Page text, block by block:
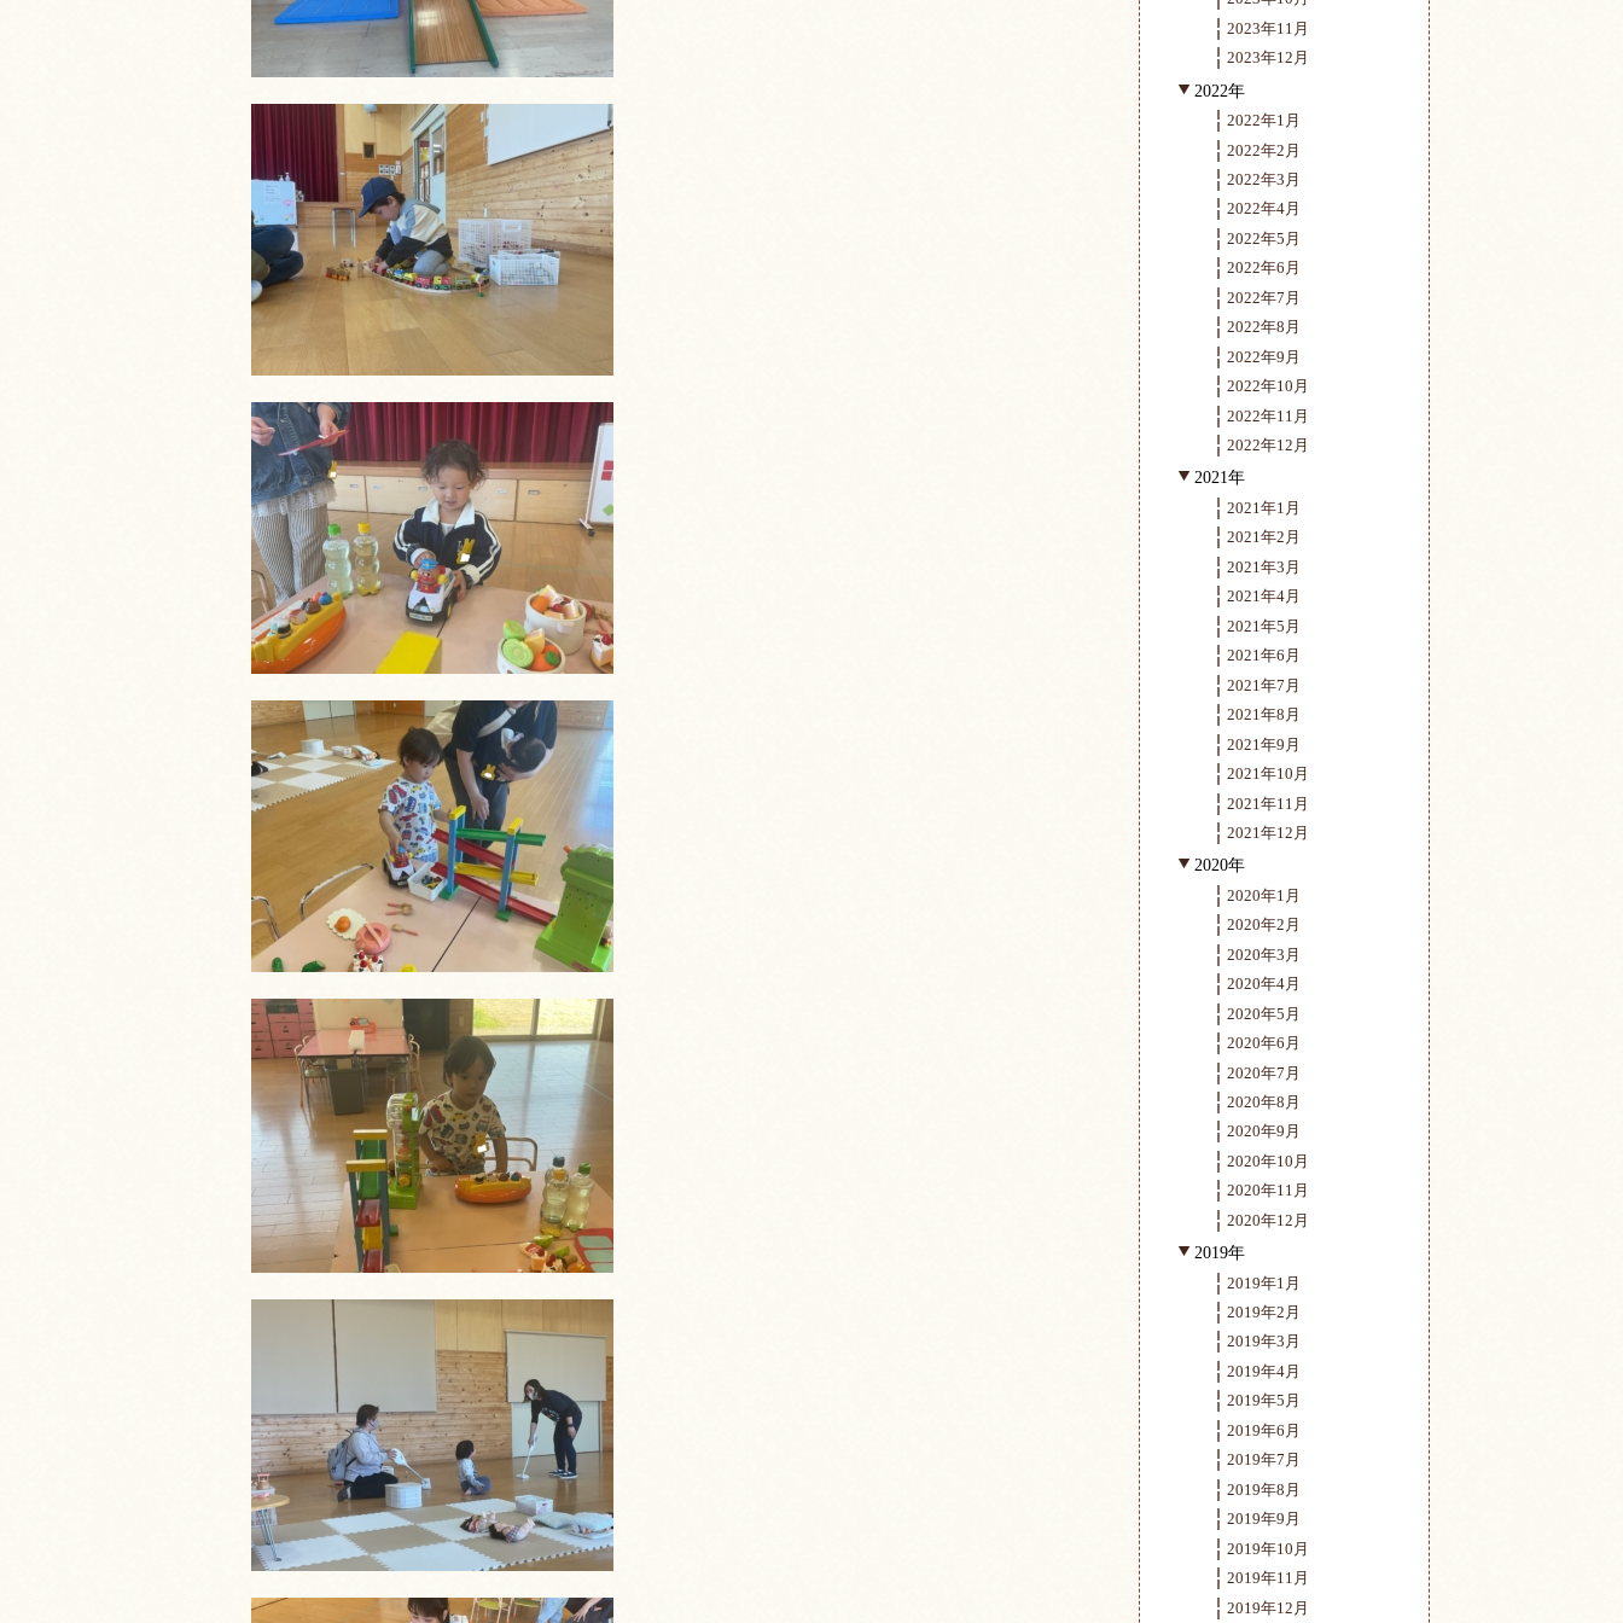
2023年11月
2023年12月
2022年
2022年1月
2022年2月
2022年3月
2022年4月
2022年5月
2022年6月
2022年7月
2022年8月
2022年9月
2022年10月
2022年11月
2022年12月
2021年
2021年1月
2021年2月
2021年3月
2021年4月
2021年5月
2021年6月
2021年7月
2021年8月
2021年9月
2021年10月
2021年11月
2021年12月
2020年
2020年1月
2020年2月
2020年3月
2020年4月
2020年5月
2020年6月
2020年7月
2020年8月
2020年9月
2020年10月
2020年11月
2020年12月
2019年
2019年1月
2019年2月
2019年3月
2019年4月
2019年5月
2019年6月
2019年7月
2019年8月
2019年9月
2019年10月
2019年11月
2019年12月